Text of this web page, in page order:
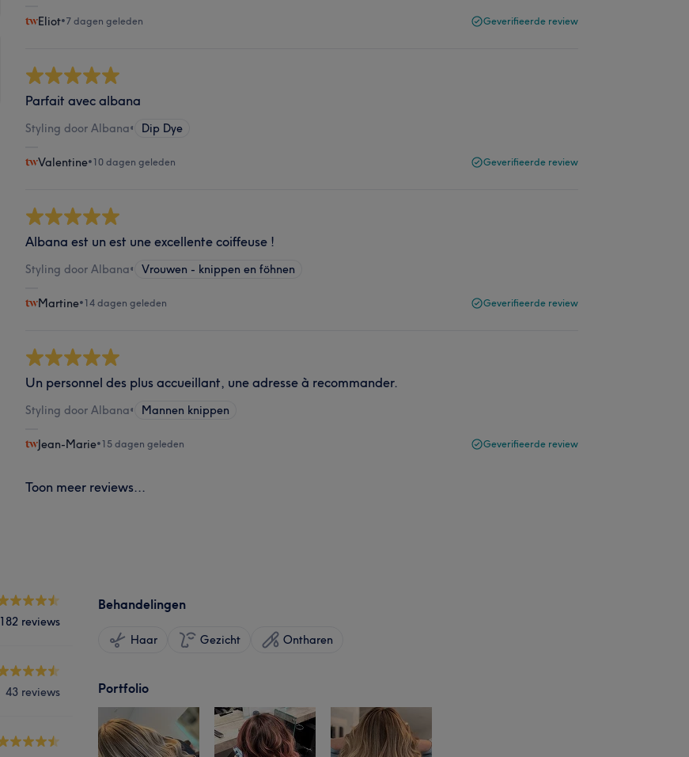
Eliot•7 dagen geleden Geverifieerde review
Parfait avec albana
Styling door Albana• Dip Dye
Valentine•10 dagen geleden Geverifieerde review
Albana est un est une excellente coiffeuse !
Styling door Albana• Vrouwen - knippen en föhnen
Martine•14 dagen geleden Geverifieerde review
Un personnel des plus accueillant, une adresse à recommander.
Styling door Albana• Mannen knippen
Jean-Marie•15 dagen geleden Geverifieerde review
Toon meer reviews...
182 reviews
43 reviews
Behandelingen
Haar Gezicht Ontharen
Portfolio